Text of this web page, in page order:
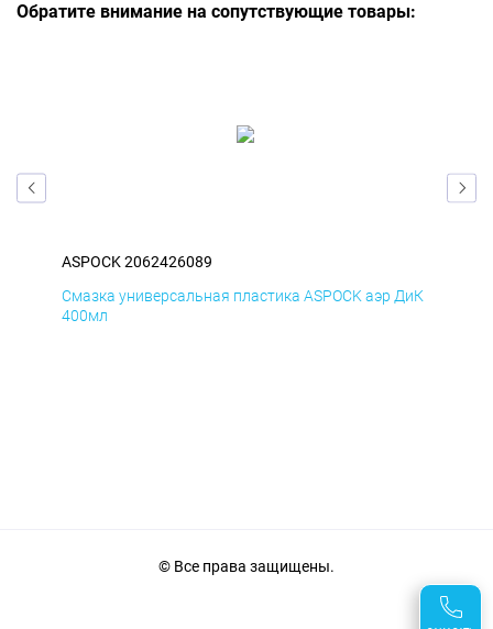
Обратите внимание на сопутствующие товары:
ASPOCK 2062426089
Смазка универсальная пластика ASPOCK аэр ДиК
400мл
© Все права защищены.